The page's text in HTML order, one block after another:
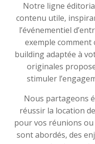
Notre ligne
contenu utile,
l’événementiel
exemple
building adaptée à
originales
stimuler
Nous partageons
réussir la location
pour vos réunions ou
sont abordés, des